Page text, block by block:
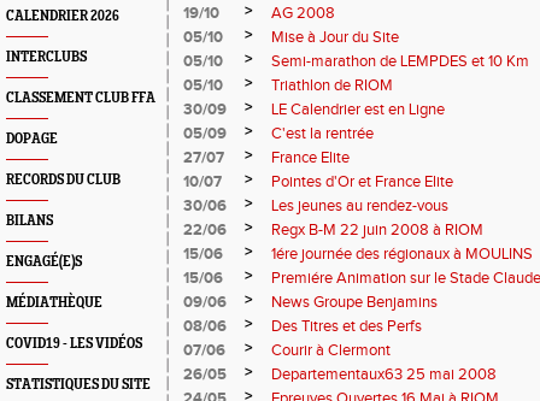
CALENDRIER 2026
INTERCLUBS
CLASSEMENT CLUB FFA
DOPAGE
RECORDS DU CLUB
BILANS
ENGAGÉ(E)S
MÉDIATHÈQUE
COVID19 - LES VIDÉOS
STATISTIQUES DU SITE
19/10
>
AG 2008
05/10
>
Mise à Jour du Site
05/10
>
Semi-marathon de LEMPDES et 10 Km
05/10
>
Triathlon de RIOM
30/09
>
LE Calendrier est en Ligne
05/09
>
C'est la rentrée
27/07
>
France Elite
10/07
>
Pointes d'Or et France Elite
30/06
>
Les jeunes au rendez-vous
22/06
>
Regx B-M 22 juin 2008 à RIOM
15/06
>
1ére journée des régionaux à MOULINS
15/06
>
Premiére Animation sur le Stade
09/06
>
News Groupe Benjamins
08/06
>
Des Titres et des Perfs
07/06
>
Courir à Clermont
26/05
>
Departementaux63 25 mai 2008
>